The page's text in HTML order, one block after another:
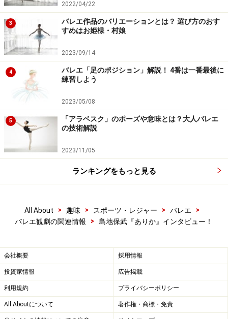
2022/04/22
3
バレエ作品のバリエーションとは？ 選び方のおす
すめはお姫様・村娘
2023/09/14
4
バレエ「足のポジション」解説！ 4番は一番最後に
練習しよう
2023/05/08
5
「アラベスク」のポーズや意味とは？大人バレエ
の技術解説
2023/11/05
ランキングをもっと見る
All About > 趣味 > スポーツ・レジャー > バレエ
>
バレエ観劇の関連情報
> 島地保武『ありか』インタビュー！
会社概要 採用情報
投資家情報 広告掲載
利用規約 プライバシーポリシー
All Aboutについて 著作権・商標・免責